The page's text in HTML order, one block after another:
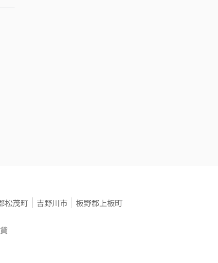
松茂町 吉野川市
板野郡上板町